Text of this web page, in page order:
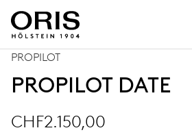
PROPILOT
PROPILOT DATE
CHF2.150,00